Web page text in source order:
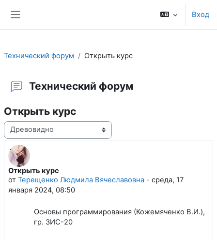
Вход
Технический форум Открыть курс
Технический форум
Открыть курс
Режим отображения
Открыть курс
от Терещенко Людмила Вячеславовна - среда, 17
января 2024, 08:50
Количество ответов: 1
Основы программирования (Кожемяченко В.И.),
гр. ЗИС-20